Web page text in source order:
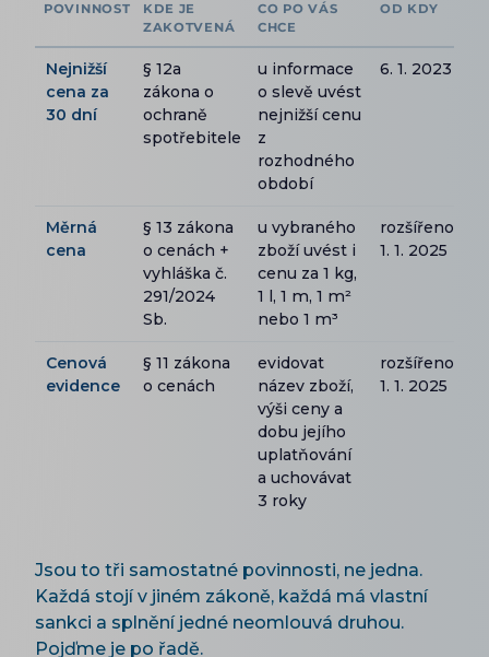
POVINNOST
KDE JE
ZAKOTVENÁ
CO PO VÁS
CHCE
OD KDY
Nejnižší
cena za
30 dní
§ 12a
zákona o
ochraně
spotřebitele
u informace
o slevě uvést
nejnižší cenu
z
rozhodného
období
6. 1. 2023
Měrná
cena
§ 13 zákona
o cenách +
vyhláška č.
291/2024
Sb.
u vybraného
zboží uvést i
cenu za 1 kg,
1 l, 1 m, 1 m²
nebo 1 m³
rozšířeno
1. 1. 2025
Cenová
evidence
§ 11 zákona
o cenách
evidovat
název zboží,
výši ceny a
dobu jejího
uplatňování
a uchovávat
3 roky
rozšířeno
1. 1. 2025
Jsou to tři samostatné povinnosti, ne jedna.
Každá stojí v jiném zákoně, každá má vlastní
sankci a splnění jedné neomlouvá druhou.
Pojďme je po řadě.